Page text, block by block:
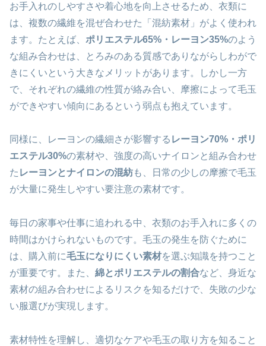
お手入れのしやすさや着心地を向上させるため、衣類に
は、複数の繊維を混ぜ合わせた「混紡素材」がよく使われ
ます。たとえば、 ポリエステル65%・レーヨン35%のよう
な組み合わせは、とろみのある質感でありながらしわがで
きにくいという大きなメリットがあります。しかし一方
で、それぞれの繊維の性質が絡み合い、摩擦によって毛玉
ができやすい傾向にあるという弱点も抱えています。
同様に、レーヨンの繊細さが影響する レーヨン70%・ポリ
エステル30%の素材や、強度の高いナイロンと組み合わせ
た レーヨンとナイロンの混紡も、日常の少しの摩擦で毛玉
が大量に発生しやすい要注意の素材です。
毎日の家事や仕事に追われる中、衣類のお手入れに多くの
時間はかけられないものです。毛玉の発生を防ぐために
は、購入前に毛玉になりにくい素材を選ぶ知識を持つこと
が重要です。また、 綿とポリエステルの割合など、身近な
素材の組み合わせによるリスクを知るだけで、失敗の少な
い服選びが実現します。
素材特性を理解し、適切なケアや毛玉の取り方を知ること